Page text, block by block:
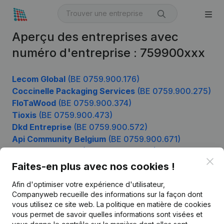
Aperçu des entreprises avec
numéro d'entreprise : 759900xxx
Lecom Global (BE 0759.900.176)
Coccinelle Packaging Services (BE 0759.900.275)
FloTaWood (BE 0759.900.374)
Tioxis (BE 0759.900.473)
Dkd Entreprise (BE 0759.900.572)
Api Community Belgium (BE 0759.900.671)
Faites-en plus avec nos cookies !
Afin d'optimiser votre expérience d'utilisateur,
Companyweb recueille des informations sur la façon dont
vous utilisez ce site web. La politique en matière de cookies
vous permet de savoir quelles informations sont visées et
Produit
Informations d’entreprise